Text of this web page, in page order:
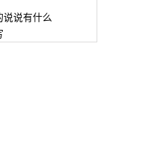
说说有什么